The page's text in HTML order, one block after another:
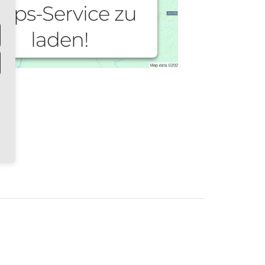
Service zu
laden!
verwenden einen Service eines